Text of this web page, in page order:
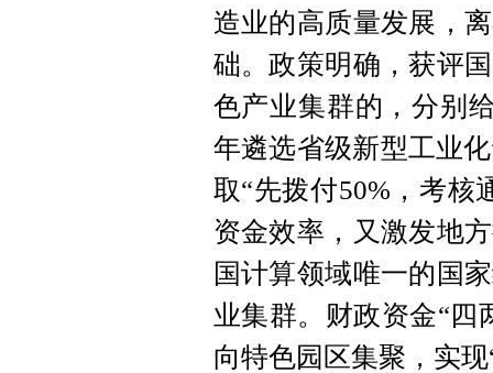
造业的高质量发展，
础。政策明确，获评
色产业集群的，分别
年遴选省级新型工业
取“先拨付50%，考核
资金效率，又激发地
国计算领域唯一的国
业集群。财政资金“四
向特色园区集聚，实